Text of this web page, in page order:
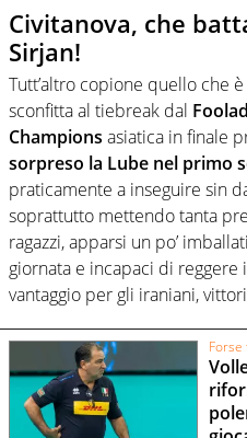
Civitanova, che
Sirjan!
Tutt’altro copione quello che
sconfitta al tiebreak dal
Champions asiatica in finale
sorpreso la Lube nel primo
praticamente a inseguire sin
soprattutto mettendo tanta
ragazzi, apparsi un po’
giornata e incapaci di
vantaggio per gli iraniani,